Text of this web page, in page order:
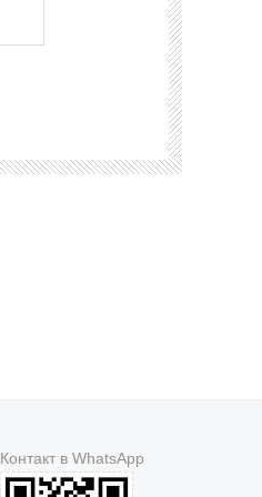
Контакт в WhatsApp